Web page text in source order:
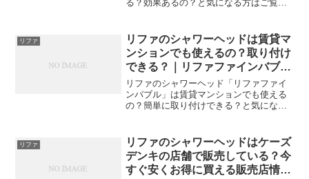
る？効果あるの？と気になる方はご覧く
臭や加齢臭を抑えるのにおすすめの機種
をご紹介します。
リファ
リファのシャワーヘッドは賃貸マ
ンションでも使えるの？取り付け
できる？｜リファファインバブ
ル・refa
リファのシャワーヘッド「リファファイ
ンバブル」は賃貸マンションでも使える
の？簡単に取り付けできる？と気になる
こと、取り付ける方法をご紹介します。
リファ
リファのシャワーヘッドはケーズ
デンキの店舗で販売している？今
すぐ安くお得に買える販売店情報